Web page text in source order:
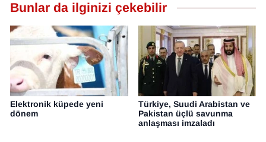
Bunlar da ilginizi çekebilir
Elektronik küpede yeni
dönem
Türkiye, Suudi Arabistan ve
Pakistan üçlü savunma
anlaşması imzaladı